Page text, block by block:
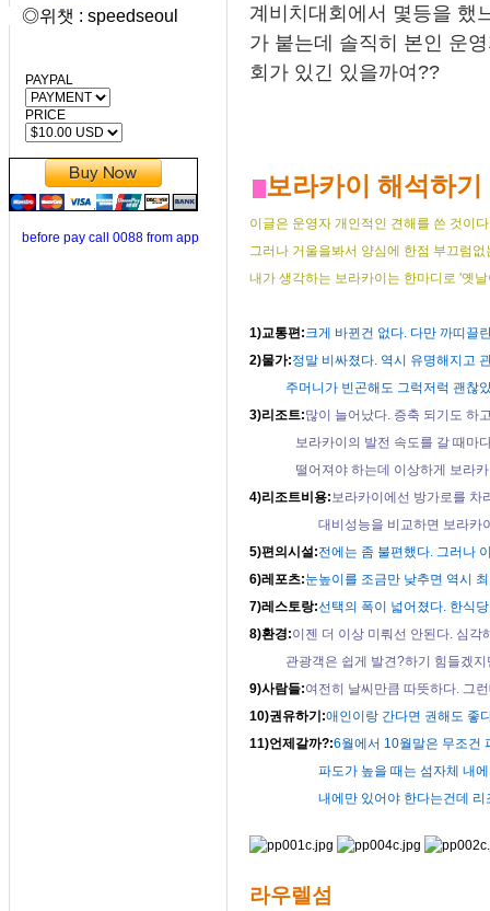
◎위챗 : speedseoul
PAYPAL
PRICE
before pay call 0088 from app
계비치대회에서 몇등을 했
가 붙는데 솔직히 본인 운
회가 있긴 있을까여??
보라카이 해석하기
이글은 운영자 개인적인 견해를 쓴 것이
그러나 거울을봐서 양심에 한점 부끄럼
내가 생각하는 보라카이는 한마디로 '옛
1)교통편:크게 바뀐건 없다. 다만 까띠끌
2)물가:정말 비싸졌다. 역시 유명해지고
주머니가 빈곤해도 그럭저럭 괜찮았
3)리조트:많이 늘어났다. 증축 되기도 하
보라카이의 발전 속도를 갈 때마다
떨어져야 하는데 이상하게 보라카
4)리조트비용:보라카이에선 방가로를 차
대비성능을 비교하면 보라카이특
5)편의시설:전에는 좀 불편했다. 그러나
6)레포츠:눈높이를 조금만 낮추면 역시
7)레스토랑:선택의 폭이 넓어졌다. 한식
8)환경:이젠 더 이상 미뤄선 안된다. 심
관광객은 쉽게 발견?하기 힘들겠지만
9)사람들:여전히 날씨만큼 따뜻하다. 그
10)권유하기:애인이랑 간다면 권해도 좋
11)언제갈까?:6월에서 10월말은 무조건
파도가 높을 때는 섬자체 내에서 즐
내에만 있어야 한다는건데 리조트
라우렐섬